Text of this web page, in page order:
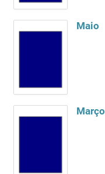
Maio
Março